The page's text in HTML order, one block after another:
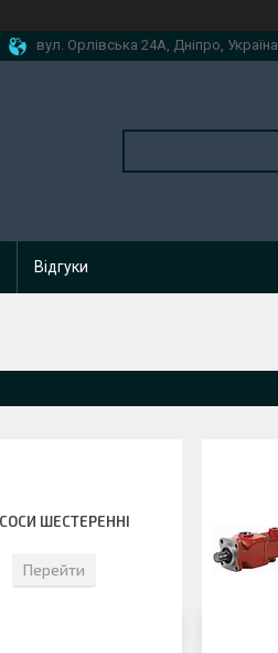
вул. Орлівська 24А, Дніпро, Україна
Відгуки
ШЕСТЕРЕННІ
Перейти